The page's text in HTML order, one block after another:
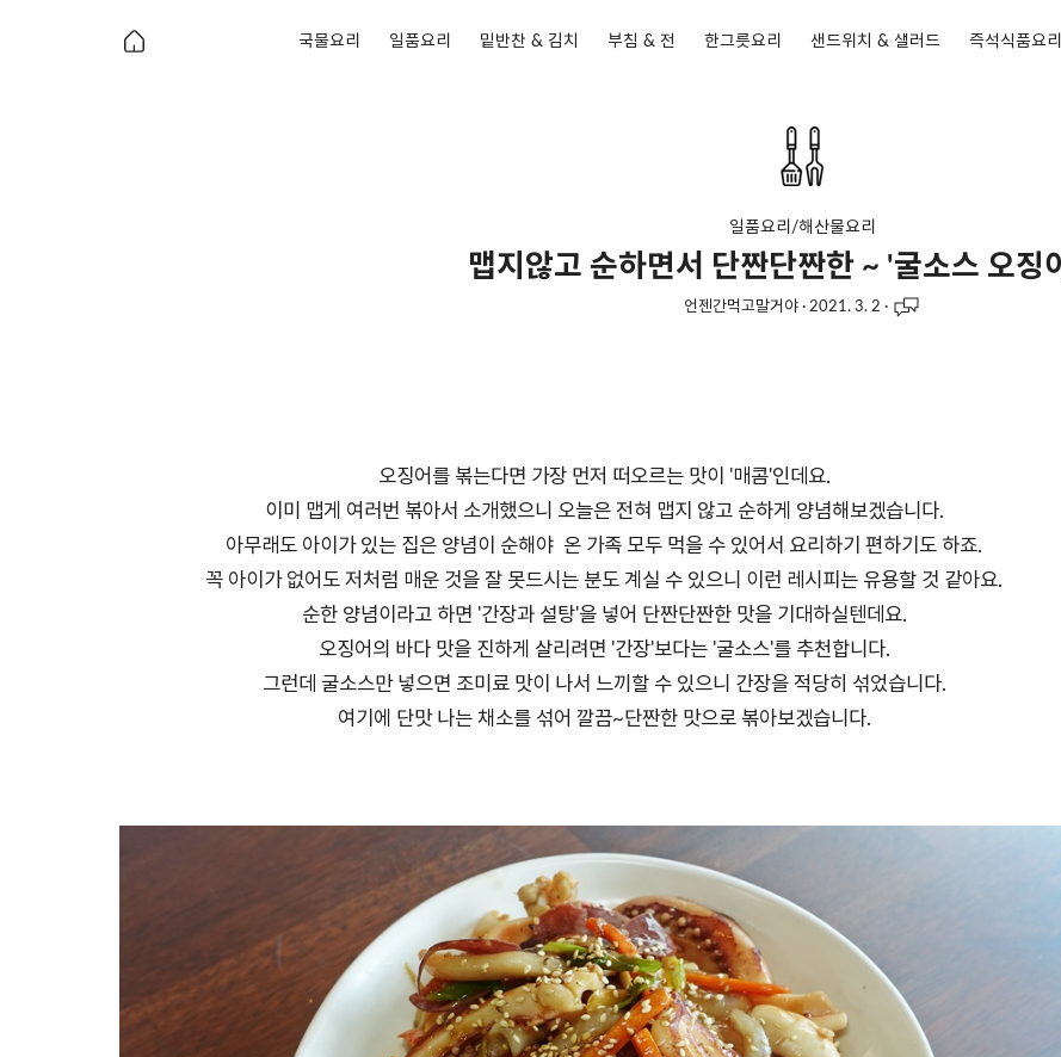
국물요리 일품요리 밑반찬 & 김치 부침 & 전 한그릇요리 샌드위치 & 샐러드 즉석식품요리
일품요리/해산물요리
맵지않고 순하면서 단짠단짠한 ~ '굴소스 오징
언젠간먹고말거야· 2021. 3. 2 ·
오징어를 볶는다면 가장 먼저 떠오르는 맛이 '매콤'인데요.
이미 맵게 여러번 볶아서 소개했으니 오늘은 전혀 맵지 않고 순하게 양념해보겠습니다.
아무래도 아이가 있는 집은 양념이 순해야 온 가족 모두 먹을 수 있어서 요리하기 편하기도 하죠.
꼭 아이가 없어도 저처럼 매운 것을 잘 못드시는 분도 계실 수 있으니 이런 레시피는 유용할 것 같아요.
순한 양념이라고 하면 '간장과 설탕'을 넣어 단짠단짠한 맛을 기대하실텐데요.
오징어의 바다 맛을 진하게 살리려면 '간장'보다는 '굴소스'를 추천합니다.
그런데 굴소스만 넣으면 조미료 맛이 나서 느끼할 수 있으니 간장을 적당히 섞었습니다.
여기에 단맛 나는 채소를 섞어 깔끔~단짠한 맛으로 볶아보겠습니다.